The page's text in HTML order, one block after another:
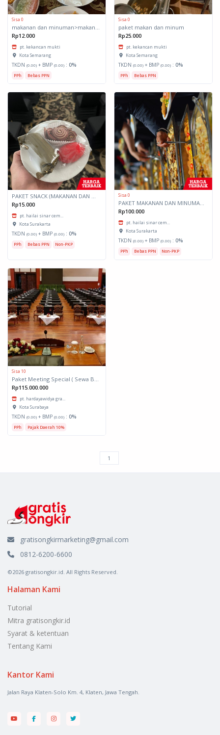
Sisa 0
Rp12.000
pt. kekancan mukti
Kota Semarang
TKDN (0.00) + BMP (0.00) : 0%
PPh Bebas PPN
Sisa 0
paket makan dan minum
Rp25.000
pt. kekancan mukti
Kota Semarang
TKDN (0.00) + BMP (0.00) : 0%
PPh Bebas PPN
PAKET SNACK (MAKANAN DAN MINUMAN RINGAN)
Rp15.000
pt. hailai sinar cem...
Kota Surakarta
TKDN (0.00) + BMP (0.00) : 0%
PPh Bebas PPN Non-PKP
Sisa 0
PAKET MAKANAN DAN MINUMAN PRASMANAN
Rp100.000
pt. hailai sinar cem...
Kota Surakarta
TKDN (0.00) + BMP (0.00) : 0%
PPh Bebas PPN Non-PKP
Sisa 10
Rp115.000.000
pt. hardayawidya gra...
Kota Surabaya
TKDN (0.00) + BMP (0.00) : 0%
PPh Pajak Daerah 10%
gratisongkirmarketing@gmail.com
0812-6200-6600
©2026 gratisongkir.id. All Rights Reserved.
Halaman Kami
Tutorial
Mitra gratisongkir.id
Syarat & ketentuan
Tentang Kami
Kantor Kami
Jalan Raya Klaten-Solo Km. 4, Klaten, Jawa Tengah.